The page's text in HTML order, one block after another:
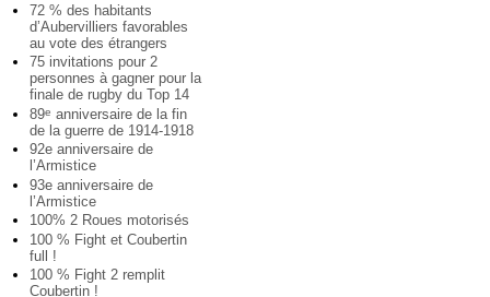
72 % des habitants
d’Aubervilliers favorables
au vote des étrangers
75 invitations pour 2
personnes à gagner pour la
finale de rugby du Top 14
89e anniversaire de la fin
de la guerre de 1914-1918
92e anniversaire de
l’Armistice
93e anniversaire de
l’Armistice
100% 2 Roues motorisés
100 % Fight et Coubertin
full !
100 % Fight 2 remplit
Coubertin !